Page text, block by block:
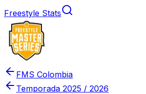
Freestyle Stats
FMS Colombia
Temporada 2025 / 2026